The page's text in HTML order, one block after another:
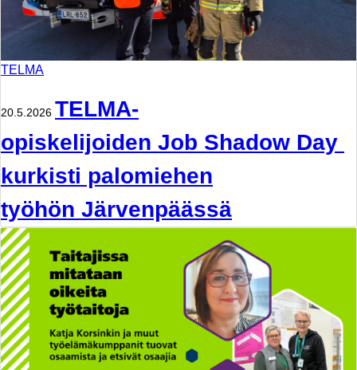
TELMA
20.5.2026 TELMA-
opiskelijoiden Job Shadow Day
kurkisti palomiehen
työhön Järvenpäässä